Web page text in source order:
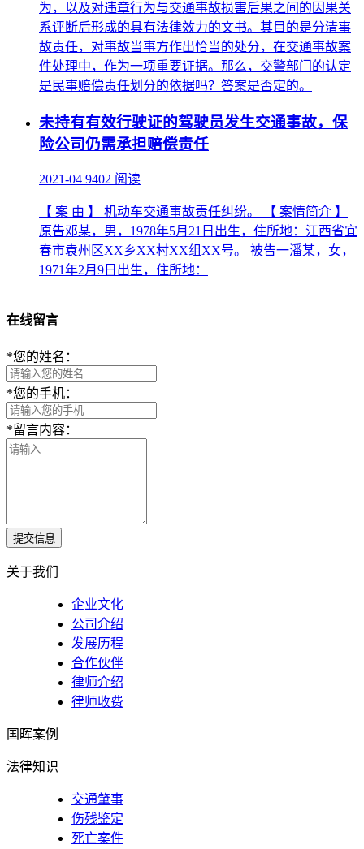
为，以及对违章行为与交通事故损害后果之间的因果关
系评断后形成的具有法律效力的文书。其目的是分清事
故责任，对事故当事方作出恰当的处分，在交通事故案
件处理中，作为一项重要证据。那么，交警部门的认定
是民事赔偿责任划分的依据吗？答案是否定的。
未持有有效行驶证的驾驶员发生交通事故，保
险公司仍需承担赔偿责任
2021-04 9402 阅读
【 案 由 】 机动车交通事故责任纠纷。 【 案情简介 】
原告邓某，男，1978年5月21日出生，住所地：江西省宜
春市袁州区XX乡XX村XX组XX号。 被告一潘某，女，
1971年2月9日出生，住所地：
在线留言
*您的姓名：
*您的手机：
*留言内容：
提交信息
关于我们
企业文化
公司介绍
发展历程
合作伙伴
律师介绍
律师收费
国晖案例
法律知识
交通肇事
伤残鉴定
死亡案件